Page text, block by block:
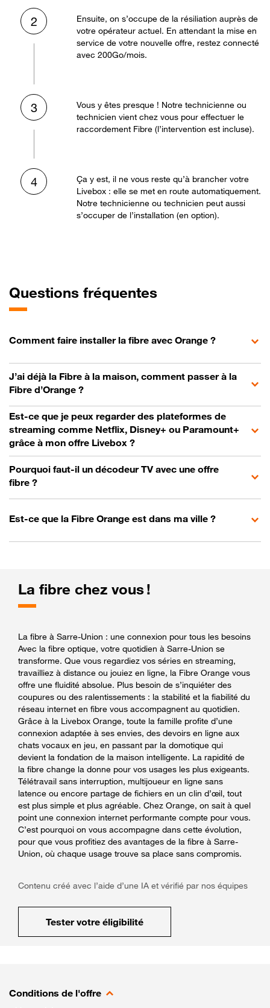
2
Ensuite, on s’occupe de la résiliation auprès de
votre opérateur actuel. En attendant la mise en
service de votre nouvelle offre, restez connecté
avec 200Go/mois.
3
Vous y êtes presque ! Notre technicienne ou
technicien vient chez vous pour effectuer le
raccordement Fibre (l’intervention est incluse).
4
Ça y est, il ne vous reste qu’à brancher votre
Livebox : elle se met en route automatiquement.
Notre technicienne ou technicien peut aussi
s’occuper de l’installation (en option).
Questions fréquentes
Comment faire installer la fibre avec Orange ?
J’ai déjà la Fibre à la maison, comment passer à la
Fibre d’Orange ?
Est-ce que je peux regarder des plateformes de
streaming comme Netflix, Disney+ ou Paramount+
grâce à mon offre Livebox ?
Pourquoi faut-il un décodeur TV avec une offre
fibre ?
Est-ce que la Fibre Orange est dans ma ville ?
La fibre chez vous !
La fibre à Sarre-Union : une connexion pour tous les besoins
Avec la fibre optique, votre quotidien à Sarre-Union se
transforme. Que vous regardiez vos séries en streaming,
travailliez à distance ou jouiez en ligne, la Fibre Orange vous
offre une fluidité absolue. Plus besoin de s’inquiéter des
coupures ou des ralentissements : la stabilité et la fiabilité du
réseau internet en fibre vous accompagnent au quotidien.
Grâce à la Livebox Orange, toute la famille profite d’une
connexion adaptée à ses envies, des devoirs en ligne aux
chats vocaux en jeu, en passant par la domotique qui
devient la fondation de la maison intelligente. La rapidité de
la fibre change la donne pour vos usages les plus exigeants.
Télétravail sans interruption, multijoueur en ligne sans
latence ou encore partage de fichiers en un clin d’œil, tout
est plus simple et plus agréable. Chez Orange, on sait à quel
point une connexion internet performante compte pour vous.
C’est pourquoi on vous accompagne dans cette évolution,
pour que vous profitiez des avantages de la fibre à Sarre-
Union, où chaque usage trouve sa place sans compromis.
Contenu créé avec l’aide d’une IA et vérifié par nos équipes
Tester votre éligibilité
Conditions de l'offre